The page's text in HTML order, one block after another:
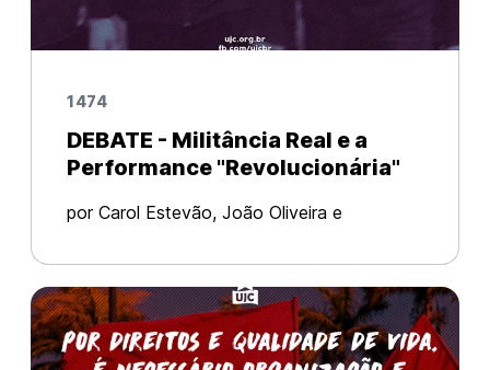
1474
DEBATE - Militância Real e a
Performance "Revolucionária"
por Carol Estevão, João Oliveira e
núcleo Ruy Mauro Marini, em Londrina (PR)
A luta de classes só avança em favor da
classe trabalhadora através de ações